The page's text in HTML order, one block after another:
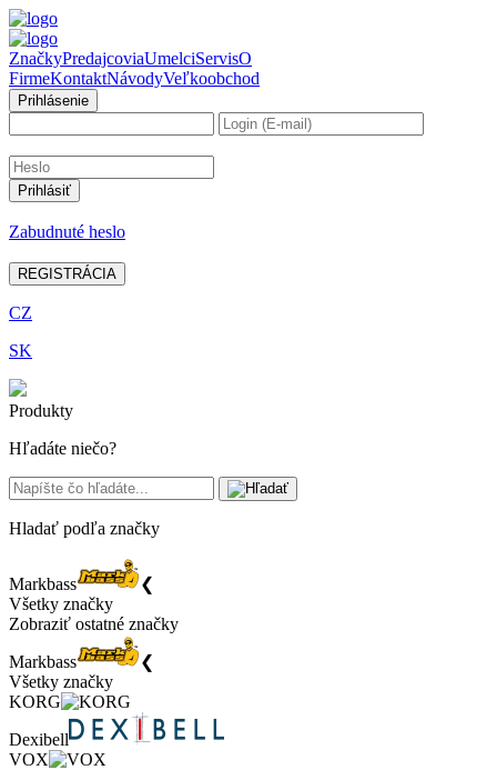
ZnačkyPredajcoviaUmelciServisO
FirmeKontaktNávodyVeľkoobchod
Prihlásenie
Zabudnuté heslo
REGISTRÁCIA
CZ
SK
Produkty
Hľadáte niečo?
Hladať podľa značky
Markbass
❮
Všetky značky
Zobraziť ostatné značky
Markbass
❮
Všetky značky
KORG
Dexibell
VOX